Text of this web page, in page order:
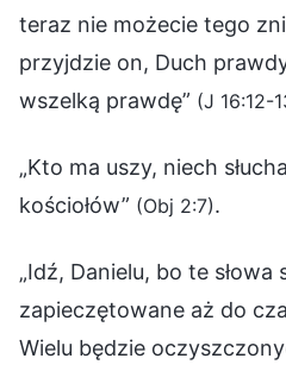
teraz nie możecie tego
przyjdzie on, Duch
wszelką prawdę” (J 16:12-
„Kto ma uszy, niech
kościołów” (Obj 2:7).
„Idź, Danielu, bo te słowa
zapieczętowane aż do
Wielu będzie